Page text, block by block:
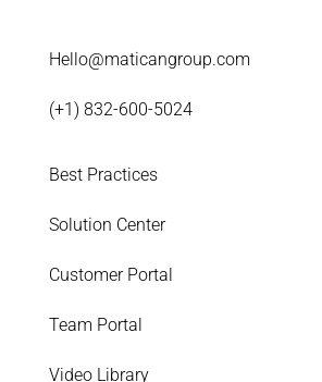
Hello@maticangroup.com
(+1) 832-600-5024
Best Practices
Solution Center
Customer Portal
Team Portal
Video Library